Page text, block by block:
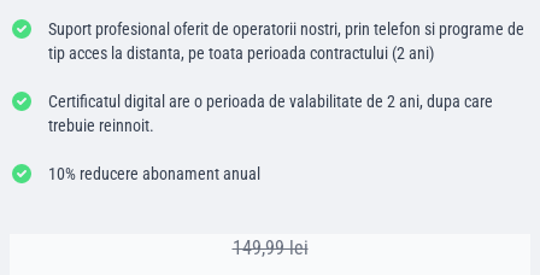
Suport profesional oferit de operatorii nostri, prin telefon si programe de
tip acces la distanta, pe toata perioada contractului (2 ani)
Certificatul digital are o perioada de valabilitate de 2 ani, dupa care
trebuie reinnoit.
10% reducere abonament anual
149,99 lei